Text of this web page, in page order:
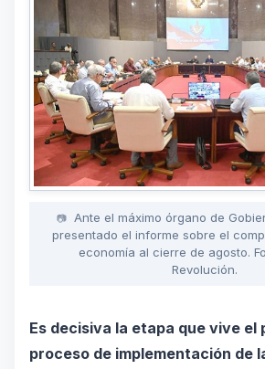
Ante el máximo órgano de
presentado el informe sobre el
economía al cierre de agosto.
Revolución.
Es decisiva la etapa que vive el
proceso de implementación de